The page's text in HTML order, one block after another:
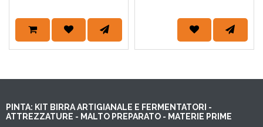
PINTA: KIT BIRRA ARTIGIANALE E FERMENTATORI -
ATTREZZATURE - MALTO PREPARATO - MATERIE PRIME